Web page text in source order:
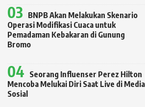
BNPB Akan Melakukan Skenario
Operasi Modifikasi Cuaca untuk
Pemadaman Kebakaran di Gunung
Bromo
Seorang Influenser Perez Hilton
Mencoba Melukai Diri Saat Live di Media
Sosial